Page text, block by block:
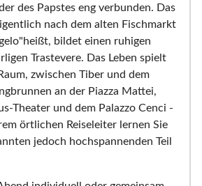
des Papstes eng verbunden. Das
nach dem alten Fischmarkt
bildet einen ruhigen
Trastevere. Das Leben spielt
zwischen Tiber und dem
an der Piazza Mattei,
Theater und dem Palazzo Cenci -
örtlichen Reiseleiter lernen Sie
jedoch hochspannenden Teil